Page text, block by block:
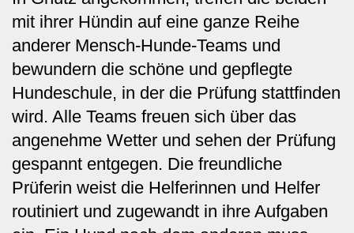
mit ihrer Hündin auf eine ganze Reihe
anderer Mensch-Hunde-Teams und
bewundern die schöne und gepflegte
Hundeschule, in der die Prüfung stattfinden
wird. Alle Teams freuen sich über das
angenehme Wetter und sehen der Prüfung
gespannt entgegen. Die freundliche
Prüferin weist die Helferinnen und Helfer
routiniert und zugewandt in ihre Aufgaben